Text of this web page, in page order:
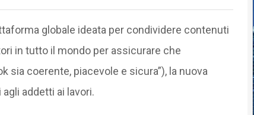
globale ideata per condividere contenuti
in tutto il mondo per assicurare che
sia coerente, piacevole e sicura”), la nuova
addetti ai lavori.